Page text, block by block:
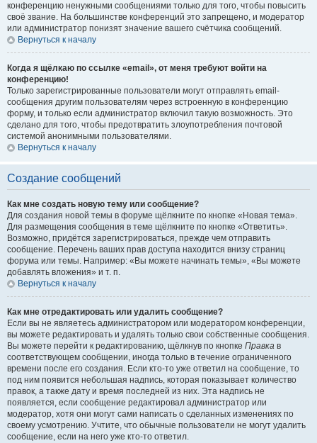
конференцию ненужными сообщениями только для того, чтобы повысить
своё звание. На большинстве конференций это запрещено, и модератор
или администратор понизят значение вашего счётчика сообщений.
Вернуться к началу
Когда я щёлкаю по ссылке «email», от меня требуют войти на
конференцию!
Только зарегистрированные пользователи могут отправлять email-
сообщения другим пользователям через встроенную в конференцию
форму, и только если администратор включил такую возможность. Это
сделано для того, чтобы предотвратить злоупотребления почтовой
системой анонимными пользователями.
Вернуться к началу
Создание сообщений
Как мне создать новую тему или сообщение?
Для создания новой темы в форуме щёлкните по кнопке «Новая тема».
Для размещения сообщения в теме щёлкните по кнопке «Ответить».
Возможно, придётся зарегистрироваться, прежде чем отправить
сообщение. Перечень ваших прав доступа находится внизу страниц
форума или темы. Например: «Вы можете начинать темы», «Вы можете
добавлять вложения» и т. п.
Вернуться к началу
Как мне отредактировать или удалить сообщение?
Если вы не являетесь администратором или модератором конференции,
вы можете редактировать и удалять только свои собственные сообщения.
Вы можете перейти к редактированию, щёлкнув по кнопке Правка в
соответствующем сообщении, иногда только в течение ограниченного
времени после его создания. Если кто-то уже ответил на сообщение, то
под ним появится небольшая надпись, которая показывает количество
правок, а также дату и время последней из них. Эта надпись не
появляется, если сообщение редактировал администратор или
модератор, хотя они могут сами написать о сделанных изменениях по
своему усмотрению. Учтите, что обычные пользователи не могут удалить
сообщение, если на него уже кто-то ответил.